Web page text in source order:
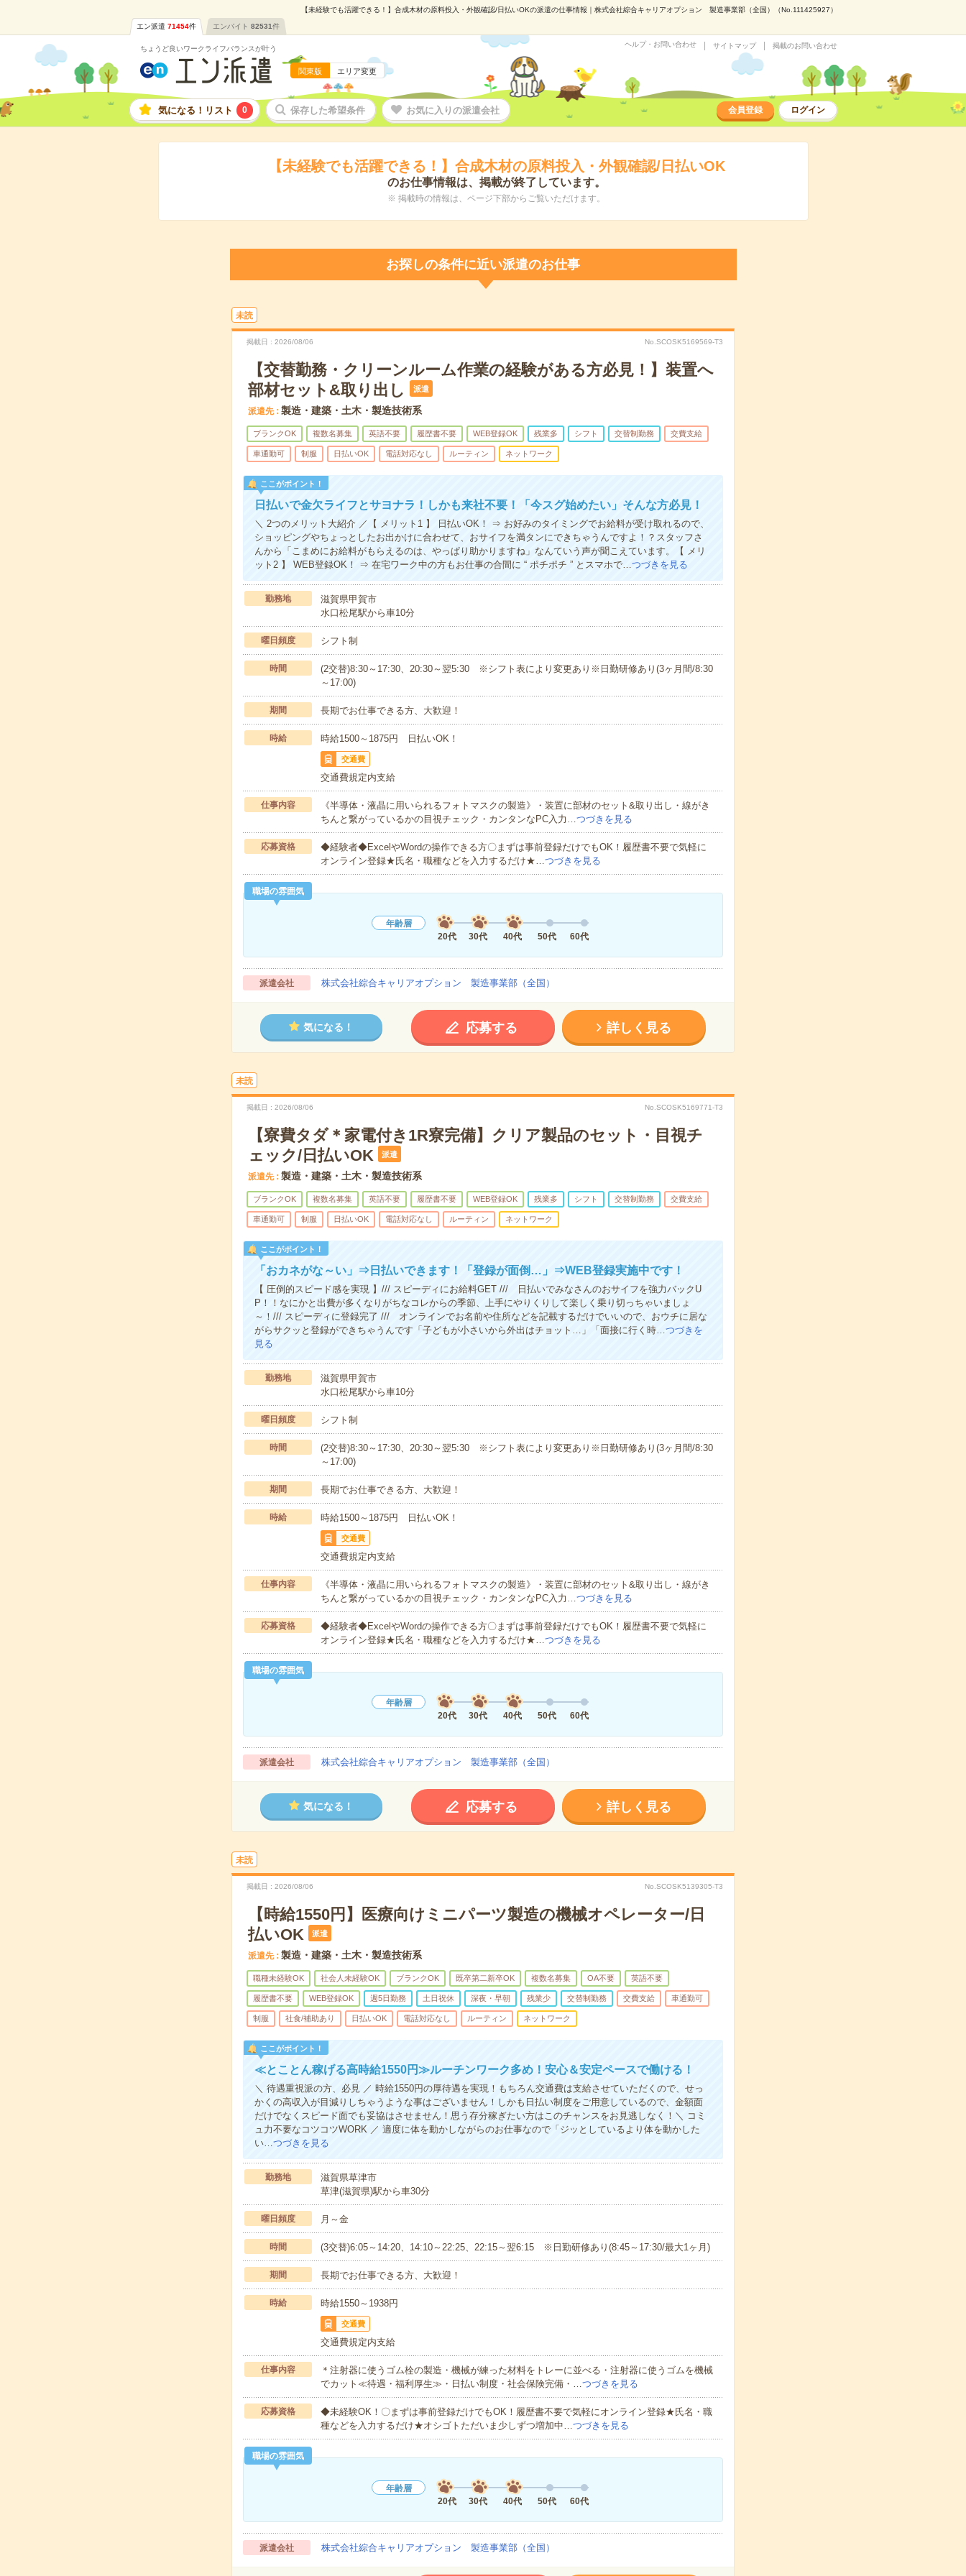
【未経験でも活躍できる！】合成木材の原料投入・外観確認/日払いOKの派遣の仕事情報｜株式会社綜合キャリアオプション 製造事業部（全国）（No.111425927）
エン派遣 71454件 エンバイト 82531件
ちょうど良いワークライフバランスが叶う
関東版 エリア変更
ヘルプ・お問い合わせ サイトマップ 掲載のお問い合わせ
気になる！リスト 0 保存した希望条件 お気に入りの派遣会社 会員登録 ログイン
【未経験でも活躍できる！】合成木材の原料投入・外観確認/日払いOK
のお仕事情報は、掲載が終了しています。
※ 掲載時の情報は、ページ下部からご覧いただけます。
お探しの条件に近い派遣のお仕事
未読
掲載日 2026/08/06 No.SCOSK5169569-T3
【交替勤務・クリーンルーム作業の経験がある方必見！】装置へ
部材セット&取り出し
派遣
派遣先 製造・建築・土木・製造技術系
ブランクOK 複数名募集 英語不要 履歴書不要 WEB登録OK 残業多 シフト 交替制勤務 交費支給
車通勤可 制服 日払いOK 電話対応なし ルーティン ネットワーク
ここがポイント！
日払いで金欠ライフとサヨナラ！しかも来社不要！「今スグ始めたい」そんな方必見！
＼ 2つのメリット大紹介 ／【 メリット1 】 日払いOK！ ⇒ お好みのタイミングでお給料が受け取れるので、
ショッピングやちょっとしたお出かけに合わせて、おサイフを満タンにできちゃうんですよ！？スタッフさ
んから「こまめにお給料がもらえるのは、やっぱり助かりますね」なんていう声が聞こえています。【 メリ
ット2 】 WEB登録OK！ ⇒ 在宅ワーク中の方もお仕事の合間に “ ポチポチ ” とスマホで…つづきを見る
勤務地
滋賀県甲賀市
水口松尾駅から車10分
曜日頻度 シフト制
時間
(2交替)8:30～17:30、20:30～翌5:30 ※シフト表により変更あり※日勤研修あり(3ヶ月間/8:30
～17:00)
期間 長期でお仕事できる方、大歓迎！
時給 時給1500～1875円 日払いOK！
交通費
交通費規定内支給
仕事内容
《半導体・液晶に用いられるフォトマスクの製造》・装置に部材のセット&取り出し・線がき
ちんと繋がっているかの目視チェック・カンタンなPC入力…つづきを見る
応募資格
◆経験者◆ExcelやWordの操作できる方〇まずは事前登録だけでもOK！履歴書不要で気軽に
オンライン登録★氏名・職種などを入力するだけ★…つづきを見る
職場の雰囲気
年齢層
20代
30代 40代 50代 60代
派遣会社 株式会社綜合キャリアオプション 製造事業部（全国）
気になる！ 応募する 詳しく見る
未読
掲載日 2026/08/06 No.SCOSK5169771-T3
【寮費タダ＊家電付き1R寮完備】クリア製品のセット・目視チ
ェック/日払いOK
派遣
派遣先 製造・建築・土木・製造技術系
ブランクOK 複数名募集 英語不要 履歴書不要 WEB登録OK 残業多 シフト 交替制勤務 交費支給
車通勤可 制服 日払いOK 電話対応なし ルーティン ネットワーク
ここがポイント！
「おカネがな～い」⇒日払いできます！「登録が面倒…」⇒WEB登録実施中です！
【 圧倒的スピード感を実現 】/// スピーディにお給料GET /// 日払いでみなさんのおサイフを強力バックU
P！！なにかと出費が多くなりがちなコレからの季節、上手にやりくりして楽しく乗り切っちゃいましょ
～！/// スピーディに登録完了 /// オンラインでお名前や住所などを記載するだけでいいので、おウチに居な
がらサクッと登録ができちゃうんです「子どもが小さいから外出はチョット…」「面接に行く時…つづきを
見る
勤務地
滋賀県甲賀市
水口松尾駅から車10分
曜日頻度 シフト制
時間
(2交替)8:30～17:30、20:30～翌5:30 ※シフト表により変更あり※日勤研修あり(3ヶ月間/8:30
～17:00)
期間 長期でお仕事できる方、大歓迎！
時給 時給1500～1875円 日払いOK！
交通費
交通費規定内支給
仕事内容
《半導体・液晶に用いられるフォトマスクの製造》・装置に部材のセット&取り出し・線がき
ちんと繋がっているかの目視チェック・カンタンなPC入力…つづきを見る
応募資格
◆経験者◆ExcelやWordの操作できる方〇まずは事前登録だけでもOK！履歴書不要で気軽に
オンライン登録★氏名・職種などを入力するだけ★…つづきを見る
職場の雰囲気
年齢層
20代
30代 40代 50代 60代
派遣会社 株式会社綜合キャリアオプション 製造事業部（全国）
気になる！ 応募する 詳しく見る
未読
掲載日 2026/08/06 No.SCOSK5139305-T3
【時給1550円】医療向けミニパーツ製造の機械オペレーター/日
払いOK
派遣
派遣先 製造・建築・土木・製造技術系
職種未経験OK 社会人未経験OK ブランクOK 既卒第二新卒OK 複数名募集 OA不要 英語不要
履歴書不要 WEB登録OK 週5日勤務 土日祝休 深夜・早朝 残業少 交替制勤務 交費支給 車通勤可
制服 社食/補助あり 日払いOK 電話対応なし ルーティン ネットワーク
ここがポイント！
≪とことん稼げる高時給1550円≫ルーチンワーク多め！安心＆安定ペースで働ける！
＼ 待遇重視派の方、必見 ／ 時給1550円の厚待遇を実現！もちろん交通費は支給させていただくので、せっ
かくの高収入が目減りしちゃうような事はございません！しかも日払い制度をご用意しているので、金額面
だけでなくスピード面でも妥協はさせません！思う存分稼ぎたい方はこのチャンスをお見逃しなく！＼ コミ
ュ力不要なコツコツWORK ／ 適度に体を動かしながらのお仕事なので「ジッとしているより体を動かした
い…つづきを見る
勤務地
滋賀県草津市
草津(滋賀県)駅から車30分
曜日頻度 月～金
時間 (3交替)6:05～14:20、14:10～22:25、22:15～翌6:15 ※日勤研修あり(8:45～17:30/最大1ヶ月)
期間 長期でお仕事できる方、大歓迎！
時給 時給1550～1938円
交通費
交通費規定内支給
仕事内容
＊注射器に使うゴム栓の製造・機械が練った材料をトレーに並べる・注射器に使うゴムを機械
でカット≪待遇・福利厚生≫・日払い制度・社会保険完備・…つづきを見る
応募資格
◆未経験OK！〇まずは事前登録だけでもOK！履歴書不要で気軽にオンライン登録★氏名・職
種などを入力するだけ★オシゴトただいま少しずつ増加中…つづきを見る
職場の雰囲気
年齢層
20代
30代 40代 50代 60代
派遣会社 株式会社綜合キャリアオプション 製造事業部（全国）